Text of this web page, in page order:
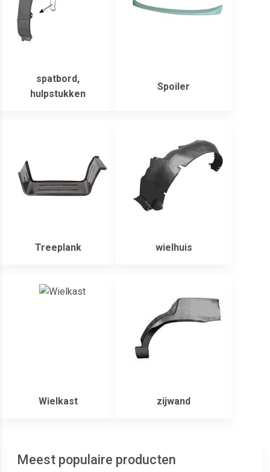
spatbord,
hulpstukken
Spoiler
Treeplank wielhuis
Wielkast zijwand
Meest populaire producten